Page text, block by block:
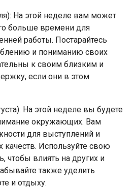
На этой неделе вам может
больше времени для
работы. Постарайтесь
и пониманию своих
к своим близким и
если они в этом
На этой неделе вы будете
окружающих. Вам
для выступлений и
качеств. Используйте свою
чтобы влиять на других и
также уделить
и отдыху.